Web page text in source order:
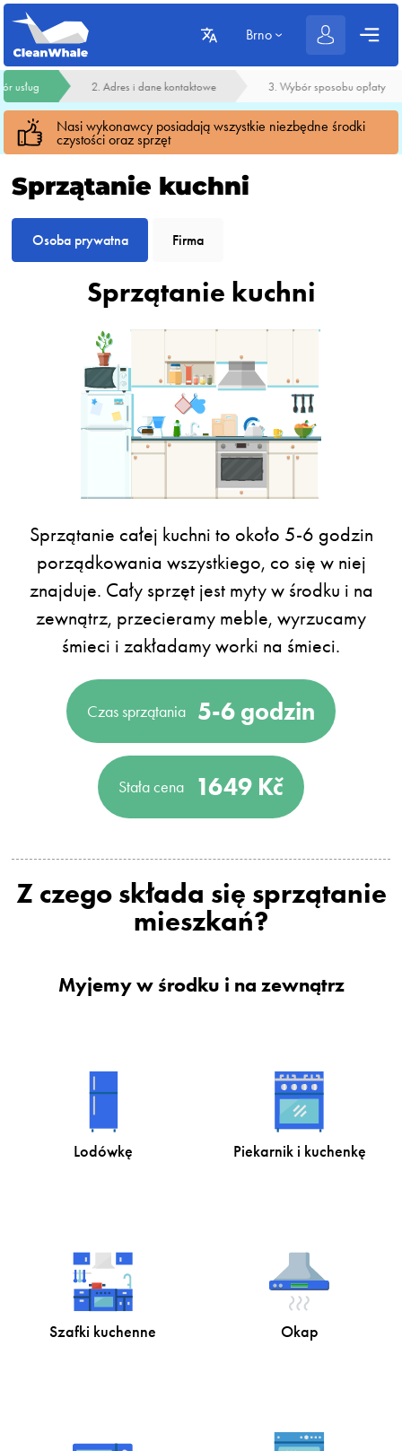
Brno
usług 2. Adres i dane kontaktowe 3. Wybór sposobu opłaty
Nasi wykonawcy posiadają wszystkie niezbędne środki
czystości oraz sprzęt
Sprzątanie kuchni
Osoba prywatna Firma
Sprzątanie kuchni
Sprzątanie całej kuchni to około 5-6 godzin
porządkowania wszystkiego, co się w niej
znajduje. Cały sprzęt jest myty w środku i na
zewnątrz, przecieramy meble, wyrzucamy
śmieci i zakładamy worki na śmieci.
Czas sprzątania 5-6 godzin
Stała cena 1649 Kč
Z czego składa się sprzątanie
mieszkań?
Myjemy w środku i na zewnątrz
Lodówkę Piekarnik i kuchenkę
Szafki kuchenne Okap